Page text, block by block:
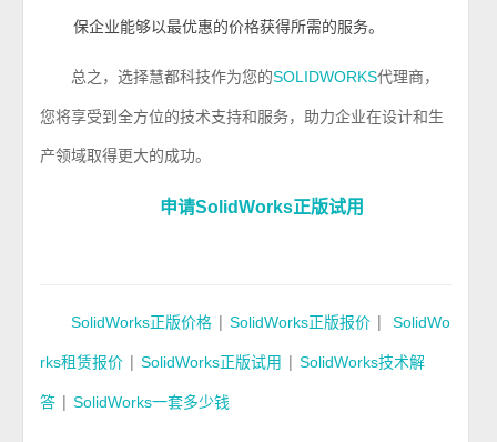
保企业能够以最优惠的价格获得所需的服务。
总之，选择慧都科技作为您的SOLIDWORKS代理商，
您将享受到全方位的技术支持和服务，助力企业在设计和生
产领域取得更大的成功。
申请SolidWorks正版试用
SolidWorks正版价格 |SolidWorks正版报价 |SolidWo
rks租赁报价 |SolidWorks正版试用 |SolidWorks技术解
答 |SolidWorks一套多少钱